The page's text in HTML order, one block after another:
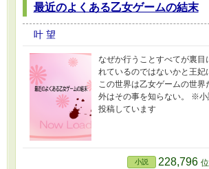
最近のよくある乙女ゲームの結末
叶 望
なぜか行うことすべてが裏目
れているのではないかと王妃
この世界は乙女ゲームの世界
外はその事を知らない。 ※小
投稿しています
小説 228,796